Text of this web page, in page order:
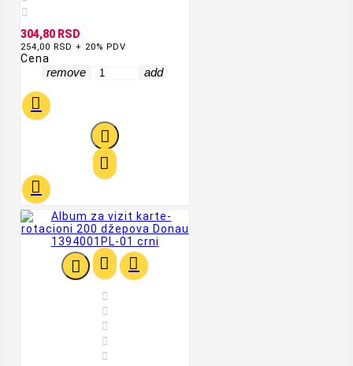

304,80 RSD
254,00 RSD + 20% PDV
Cena
remove add




  




